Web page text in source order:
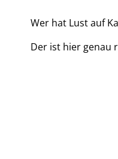
Wer hat Lust auf
Der ist hier genau